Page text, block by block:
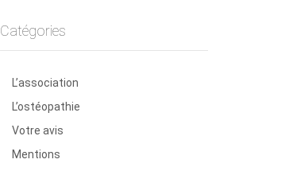
Catégories
L’association
L’ostéopathie
Votre avis
Mentions